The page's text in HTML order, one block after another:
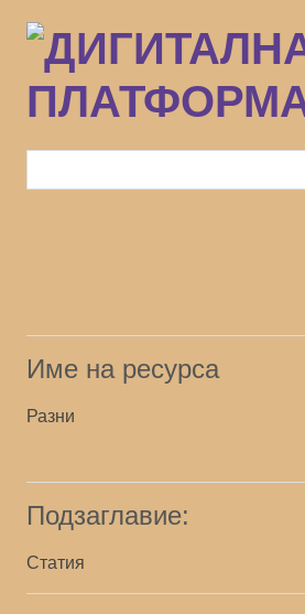
към
основното
съдържание
Име на ресурса
Разни
Подзаглавие:
Статия